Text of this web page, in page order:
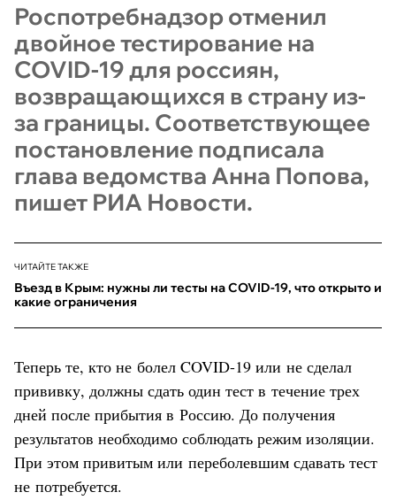
Роспотребнадзор отменил
двойное тестирование на
COVID-19 для россиян,
возвращающихся в страну из-
за границы. Соответствующее
постановление подписала
глава ведомства Анна Попова,
пишет РИА Новости.
ЧИТАЙТЕ ТАКЖЕ
Въезд в Крым: нужны ли тесты на COVID-19, что открыто и
какие ограничения
Теперь те, кто не болел COVID-19 или не сделал
прививку, должны сдать один тест в течение трех
дней после прибытия в Россию. До получения
результатов необходимо соблюдать режим изоляции.
При этом привитым или переболевшим сдавать тест
не потребуется.